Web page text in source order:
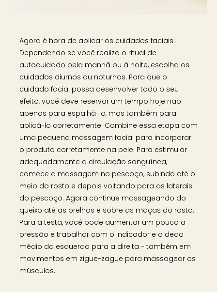
Agora é hora de aplicar os cuidados faciais.
Dependendo se você realiza o ritual de
autocuidado pela manhã ou à noite, escolha os
cuidados diurnos ou noturnos. Para que o
cuidado facial possa desenvolver todo o seu
efeito, você deve reservar um tempo hoje não
apenas para espalhá-lo, mas também para
aplicá-lo corretamente. Combine essa etapa com
uma pequena massagem facial para incorporar
o produto corretamente na pele. Para estimular
adequadamente a circulação sanguínea,
comece a massagem no pescoço, subindo até o
meio do rosto e depois voltando para as laterais
do pescoço. Agora continue massageando do
queixo até as orelhas e sobre as maçãs do rosto.
Para a testa, você pode aumentar um pouco a
pressão e trabalhar com o indicador e o dedo
médio da esquerda para a direita - também em
movimentos em zigue-zague para massagear os
músculos.